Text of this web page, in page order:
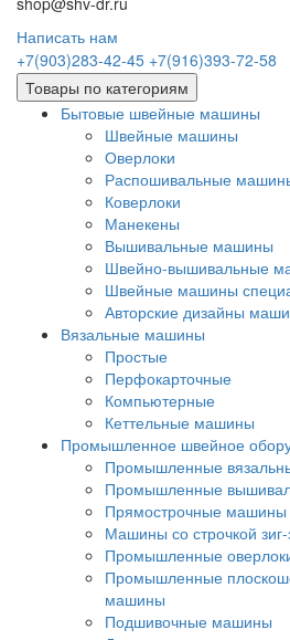
Написать нам
+7(903)283-42-45 +7(916)393-72-58
Товары по категориям
Бытовые швейные машины
Швейные машины
Оверлоки
Распошивальные
Коверлоки
Манекены
Вышивальные машины
Швейно-вышивальные
Швейные машины
Авторские дизайны
Вязальные машины
Простые
Перфокарточные
Компьютерные
Кеттельные машины
Промышленное швейное
Промышленные
Промышленные
Прямострочные машины
Машины со строчкой зиг-
Промышленные
Промышленные
машины
Подшивочные машины